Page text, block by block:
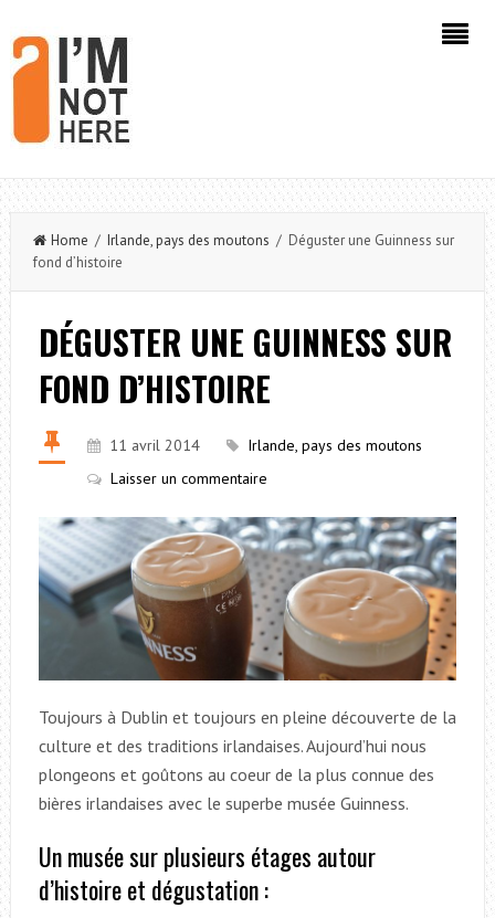
Home / Irlande, pays des moutons / Déguster une Guinness sur
fond d’histoire
DÉGUSTER UNE GUINNESS SUR
FOND D’HISTOIRE
11 avril 2014
Irlande, pays des moutons
Laisser un commentaire
Toujours à Dublin et toujours en pleine découverte de la
culture et des traditions irlandaises. Aujourd’hui nous
plongeons et goûtons au coeur de la plus connue des
bières irlandaises avec le superbe musée Guinness.
Un musée sur plusieurs étages autour
d’histoire et dégustation :